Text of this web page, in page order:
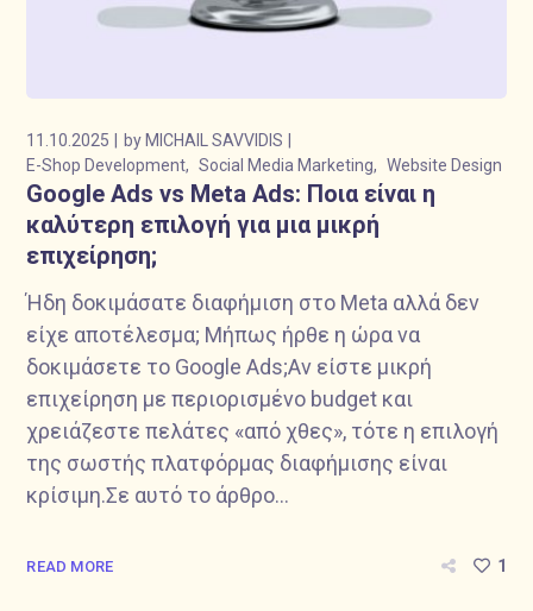
11.10.2025 byMICHAIL SAVVIDIS
E-Shop Development
Social Media Marketing Website Design
Google Ads vs Meta Ads: Ποια είναι η
καλύτερη επιλογή για μια μικρή
επιχείρηση;
Ήδη δοκιμάσατε διαφήμιση στο Meta αλλά δεν
είχε αποτέλεσμα; Μήπως ήρθε η ώρα να
δοκιμάσετε το Google Ads;Αν είστε μικρή
επιχείρηση με περιορισμένο budget και
χρειάζεστε πελάτες «από χθες», τότε η επιλογή
της σωστής πλατφόρμας διαφήμισης είναι
κρίσιμη.Σε αυτό το άρθρο...
READ MORE 1